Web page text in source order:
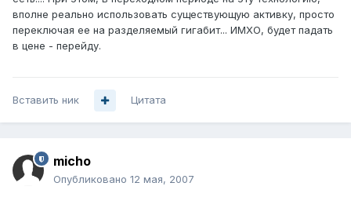
вполне реально использовать существующую активку, просто
переключая ее на разделяемый гигабит... ИМХО, будет падать
в цене - перейду.
Вставить ник Цитата
micho
Опубликовано 12 мая, 2007